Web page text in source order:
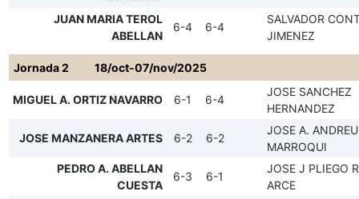
JUAN MARIA TEROL
ABELLAN
6-4 6-4
SALVADOR
JIMENEZ
Jornada 2 18/oct-07/nov/2025
MIGUEL A. ORTIZ NAVARRO 6-1 6-4
JOSE SANCHEZ
HERNANDEZ
JOSE MANZANERA ARTES 6-2 6-2
JOSE A. ANDREU
MARROQUI
PEDRO A. ABELLAN
CUESTA
6-3 6-1
JOSE J PLIEGO
ARCE